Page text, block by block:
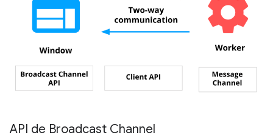
API de Broadcast Channel